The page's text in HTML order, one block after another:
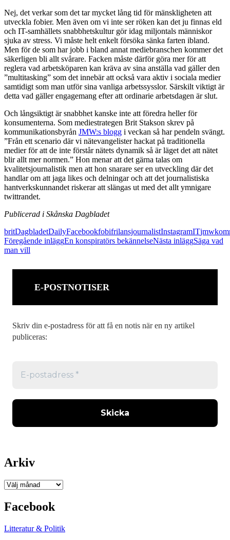
Nej, det verkar som det tar mycket lång tid för mänskligheten att
utveckla fobier. Men även om vi inte ser röken kan det ju finnas eld
och IT-samhällets snabbhetskultur gör idag miljontals människor
sjuka av stress. Vi måste helt enkelt försöka sänka farten ibland.
Men för de som har jobb i bland annat mediebranschen kommer det
säkerligen bli allt svårare. Facken måste därför göra mer för att
reglera vad arbetsköparen kan kräva av sina anställa vad gäller den
”multitasking” som det innebär att också vara aktiv i sociala medier
samtidigt som man utför sina vanliga arbetssysslor. Särskilt viktigt är
detta vad gäller engagemang efter att ordinarie arbetsdagen är slut.
Och långsiktigt är snabbhet kanske inte att föredra heller för
konsumenterna. Som mediestrategen Brit Stakson skrev på
kommunikationsbyrån JMW:s blogg i veckan så har pendeln svängt.
”Från ett scenario där vi nätevangelister hackat på traditionella
medier för att de inte förstår nätets dynamik så är läget det att nätet
blir allt mer normen.” Hon menar att det gärna talas om
kvalitetsjournalistik men att hon snarare ser en utveckling där det
handlar om att jaga likes och delningar och att det journalistiska
hantverkskunnandet riskerar att slängas ut med det allt ymnigare
twittrandet.
Publicerad i Skånska Dagbladet
britDagbladetDailyFacebookfobifrilansjournalistInstagramITjmw
Inläggsnavigering
Föregående inläggEn konspiratörs bekännelseNästa inläggSäga vad
man vill
E-POSTNOTISER
Skriv din e-postadress för att få en notis när en ny artikel
publiceras:
Arkiv
Arkiv
Facebook
Litteratur & Politik